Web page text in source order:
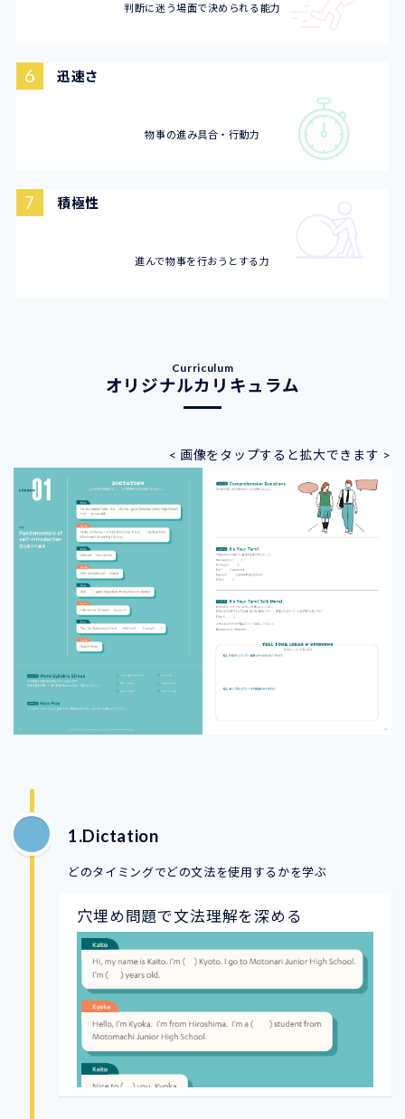
判断に迷う場面で決められる能力
6 迅速さ
物事の進み具合・行動力
7 積極性
進んで物事を行おうとする力
オリジナルカリキュラム
< 画像をタップすると拡大できます >
1.Dictation
どのタイミングでどの文法を使用するかを学ぶ
穴埋め問題で文法理解を深める